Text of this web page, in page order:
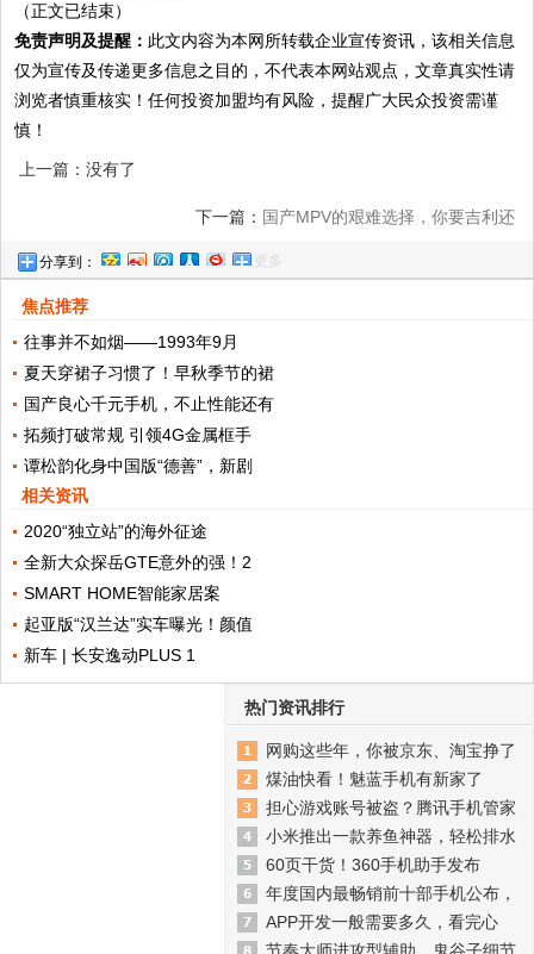
（正文已结束）
免责声明及提醒： 此文内容为本网所转载企业宣传资讯，该相关信息
仅为宣传及传递更多信息之目的，不代表本网站观点，文章真实性请
浏览者慎重核实！任何投资加盟均有风险，提醒广大民众投资需谨
慎！
上一篇：没有了
下一篇： 国产MPV的艰难选择，你要吉利还
分享到： 更多
焦点推荐
往事并不如烟——1993年9月
夏天穿裙子习惯了！早秋季节的裙
国产良心千元手机，不止性能还有
拓频打破常规 引领4G金属框手
谭松韵化身中国版“德善”，新剧
相关资讯
2020“独立站”的海外征途
全新大众探岳GTE意外的强！2
SMART HOME智能家居案
起亚版“汉兰达”实车曝光！颜值
新车 | 长安逸动PLUS 1
热门资讯排行
网购这些年，你被京东、淘宝挣了
煤油快看！魅蓝手机有新家了
担心游戏账号被盗？腾讯手机管家
小米推出一款养鱼神器，轻松排水
60页干货！360手机助手发布
年度国内最畅销前十部手机公布，
APP开发一般需要多久，看完心